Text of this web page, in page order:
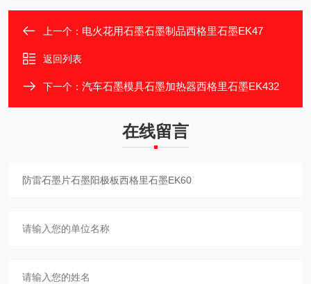
上一个： 电火花用石墨石墨制品西格里石墨EK47
返回列表
下一个： 汽车石墨模具石墨加热器西格里石墨EK432
在线留言